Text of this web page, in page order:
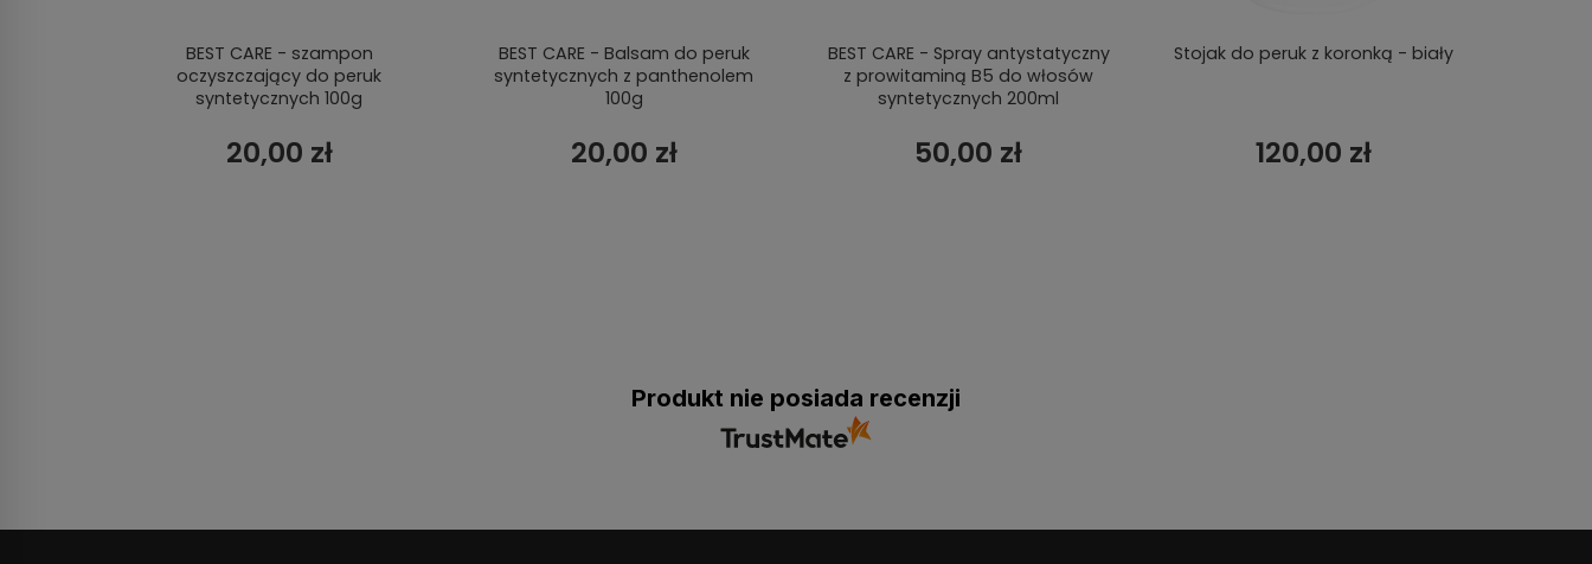
BEST CARE - szampon
oczyszczający do peruk
syntetycznych 100g
20,00 zł
BEST CARE - Balsam do peruk
syntetycznych z panthenolem
100g
20,00 zł
BEST CARE - Spray antystatyczny
z prowitaminą B5 do włosów
syntetycznych 200ml
50,00 zł
Stojak do peruk z koronką - biały
120,00 zł
Produkt nie posiada recenzji